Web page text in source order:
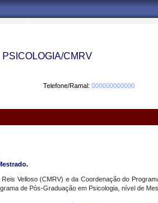
CMRV
Telefone/Ramal: 000000000000
Velloso (CMRV) e da Coordenação do
de Pós-Graduação em Psicologia, nível de